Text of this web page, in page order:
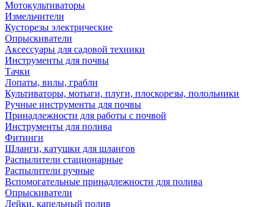
Мотокультиваторы
Измельчители
Кусторезы электрические
Опрыскиватели
Аксессуары для садовой техники
Инструменты для почвы
Тачки
Лопаты, вилы, грабли
Культиваторы, мотыги, плуги, плоскорезы, полольники
Ручные инструменты для почвы
Принадлежности для работы с почвой
Инструменты для полива
Фитинги
Шланги, катушки для шлангов
Распылители стационарные
Распылители ручные
Вспомогательные принадлежности для полива
Опрыскиватели
Лейки, капельный полив